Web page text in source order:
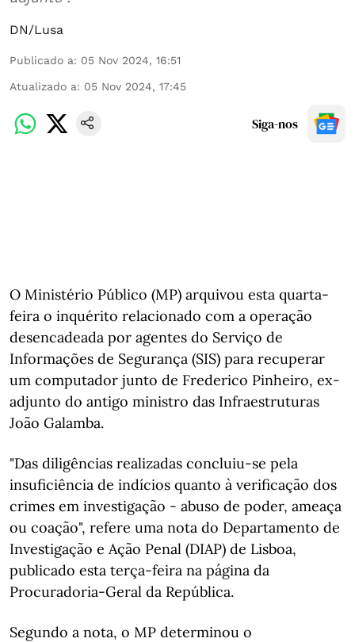
DN/Lusa
Publicado a: 05 Nov 2024, 16:51
Atualizado a: 05 Nov 2024, 17:45
Siga-nos
O Ministério Público (MP) arquivou esta quarta-
feira o inquérito relacionado com a operação
desencadeada por agentes do Serviço de
Informações de Segurança (SIS) para recuperar
um computador junto de Frederico Pinheiro, ex-
adjunto do antigo ministro das Infraestruturas
João Galamba.
"Das diligências realizadas concluiu-se pela
insuficiência de indícios quanto à verificação dos
crimes em investigação - abuso de poder, ameaça
ou coação", refere uma nota do Departamento de
Investigação e Ação Penal (DIAP) de Lisboa,
publicado esta terça-feira na página da
Procuradoria-Geral da República.
Segundo a nota, o MP determinou o